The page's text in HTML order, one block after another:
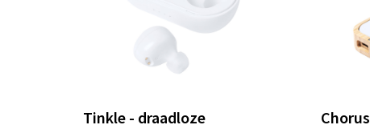
Tinkle - draadloze